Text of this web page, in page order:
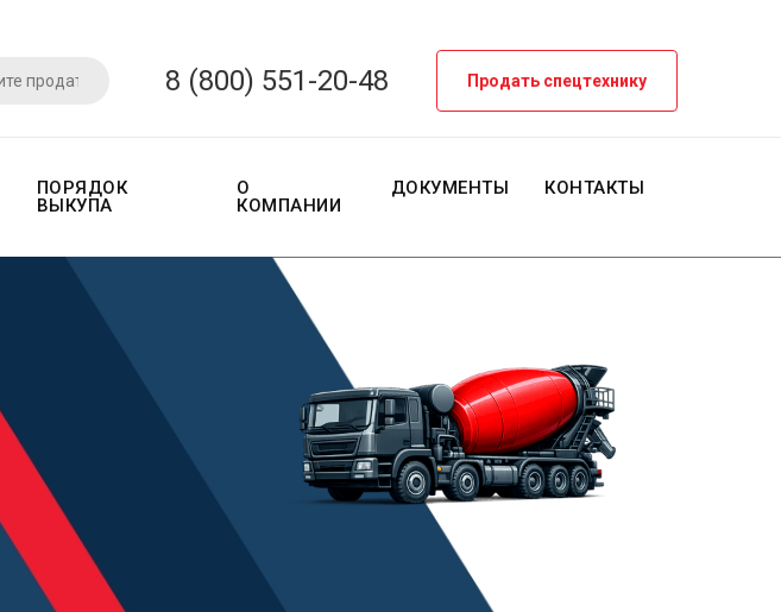
8 (800) 551-20-48 Продать спецтехнику
ПОРЯДОК
ВЫКУПА
О
КОМПАНИИ
ДОКУМЕНТЫ КОНТАКТЫ